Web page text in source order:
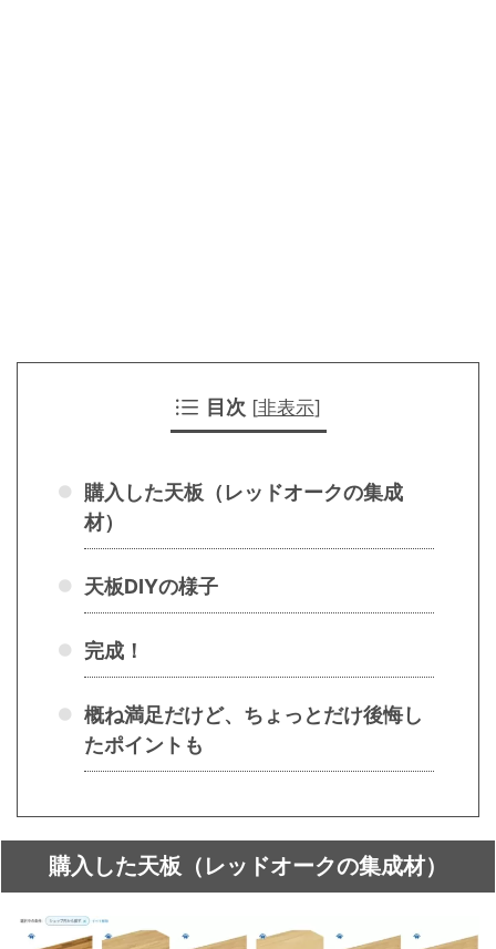
目次 [非表示]
購入した天板（レッドオークの集成
材）
天板DIYの様子
完成！
概ね満足だけど、ちょっとだけ後悔し
たポイントも
購入した天板（レッドオークの集成材）